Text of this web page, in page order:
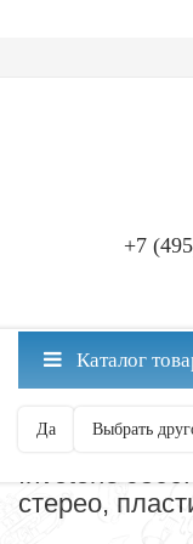
+7
Москва ваш
Да Выбрать
Каталог
РАЗЪЕМЫ И
Invotone
стерео,